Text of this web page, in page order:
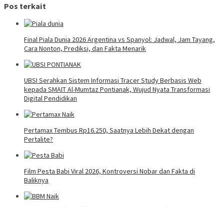
Pos terkait
Final Piala Dunia 2026 Argentina vs Spanyol: Jadwal, Jam Tayang,
Cara Nonton, Prediksi, dan Fakta Menarik
UBSI Serahkan Sistem Informasi Tracer Study Berbasis Web
kepada SMAIT Al-Mumtaz Pontianak, Wujud Nyata Transformasi
Digital Pendidikan
Pertamax Tembus Rp16.250, Saatnya Lebih Dekat dengan
Pertalite?
Film Pesta Babi Viral 2026, Kontroversi Nobar dan Fakta di
Baliknya